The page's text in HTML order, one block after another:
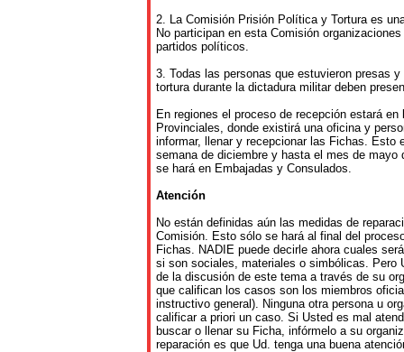
2. La Comisión Prisión Política y Tortura es
No participan en esta Comisión
partidos políticos.
3. Todas las personas que estuvieron presas
tortura durante la dictadura militar deben
En regiones el proceso de recepción estará en
Provinciales, donde existirá una oficina y
informar, llenar y recepcionar las Fichas. Esto
semana de diciembre y hasta el mes de mayo
se hará en Embajadas y Consulados.
Atención
No están definidas aún las medidas de
Comisión. Esto sólo se hará al final del
Fichas. NADIE puede decirle ahora cuales
si son sociales, materiales o simbólicas. Pero
de la discusión de este tema a través de su
que califican los casos son los miembros
instructivo general). Ninguna otra persona u
calificar a priori un caso. Si Usted es mal
buscar o llenar su Ficha, infórmelo a su
reparación es que Ud. tenga una buena